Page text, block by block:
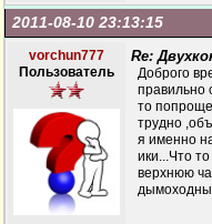
2011-08-10 23:13:15
vorchun777
Пользователь
Re:
Доброго
правильно
то
трудно
я именно
ики...Что
верхнюю